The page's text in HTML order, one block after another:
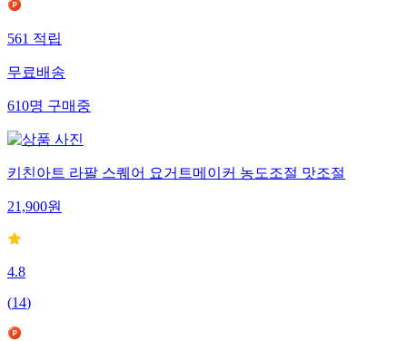
561적립
무료배송
610명구매중
키친아트 라팔 스퀘어 요거트메이커 농도조절 맛조절
21,900원
4.8
(14)